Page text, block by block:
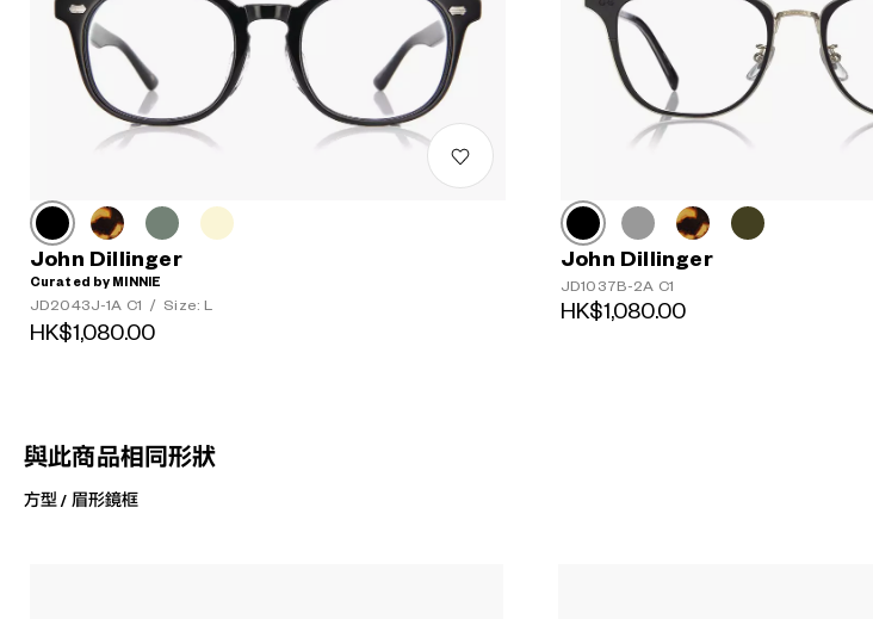
John Dillinger
Curated by MINNIE
JD2043J-1A C1 / Size: L
HK$1,080.00
John Dillinger
JD1037B-2A C1
HK$1,080.00
與此商品相同形狀
方型 / 眉形鏡框